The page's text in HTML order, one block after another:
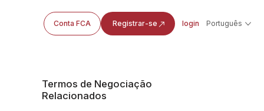
Conta FCA Registrar-se login Português
Termos de Negociação
Relacionados